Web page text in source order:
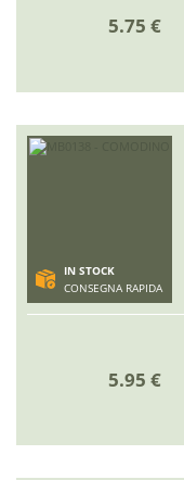
5.75 €
IN STOCK
CONSEGNA RAPIDA
5.95 €